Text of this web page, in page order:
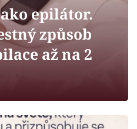
Vary
epilátor.
způsob
až na 2